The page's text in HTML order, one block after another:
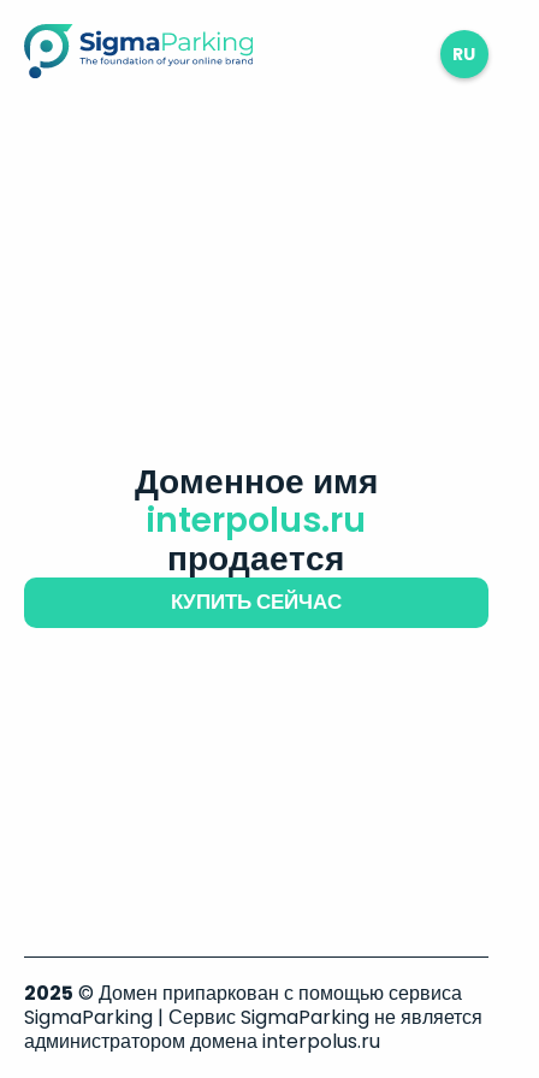
RU
Доменное имя
interpolus.ru
продается
КУПИТЬ СЕЙЧАС
2025 © Домен припаркован с помощью сервиса
SigmaParking | Сервис SigmaParking не является
администратором домена interpolus.ru